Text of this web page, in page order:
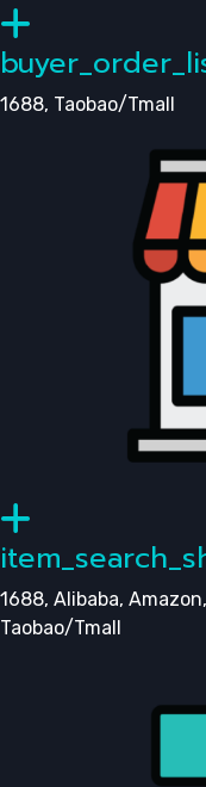
1688, Taobao/Tmall
1688, Alibaba,
Taobao/Tmall